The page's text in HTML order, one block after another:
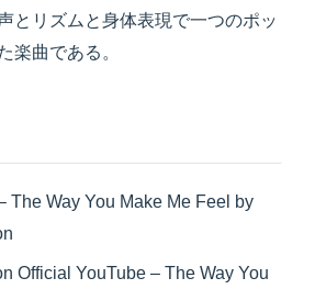
とリズムと身体表現で一つのポッ
楽曲である。
The Way You Make Me Feel by
Official YouTube – The Way You